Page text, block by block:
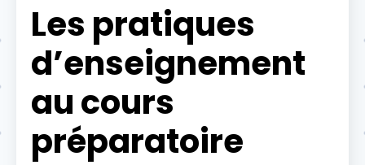
Les pratiques
d’enseignement
au cours
préparatoire